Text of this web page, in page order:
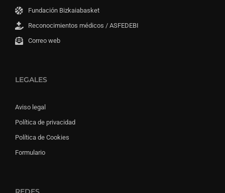
Fundación Bizkaiabasket
Reconocimientos médicos / ASFEDEBI
Correo web
LEGALES
Aviso legal
Política de privacidad
Política de Cookies
Formulario